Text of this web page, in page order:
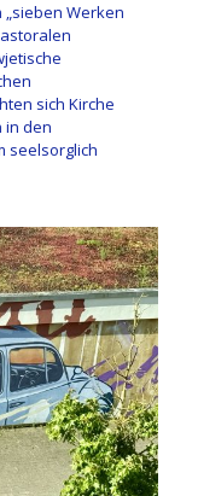
Werken
sich Kirche
in den
seelsorglich